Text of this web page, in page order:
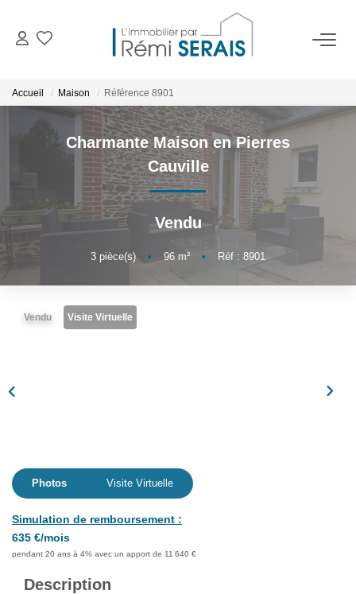
LOUER
VENDRE
BIENS VENDUS
ADMINISTRATION DE BIENS
Accueil Maison Référence 8901
Charmante Maison en Pierres
Cauville
Vendu
3 pièce(s) • 96 m² • Réf : 8901
Vendu Visite Virtuelle
Simulation de remboursement :
635 €/mois
pendant 20 ans à 4% avec un apport de 11 640 €
Photos Visite Virtuelle
Description